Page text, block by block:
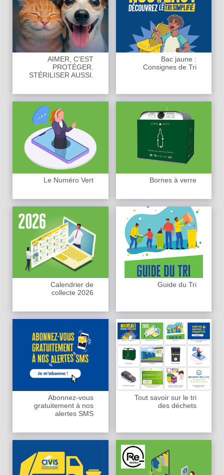
AIMER, C'EST
PROTÉGER.
STÉRILISER AUSSI.
Bac jaune :
Consignes de Tri
Le Numéro Vert Bornes à verre
Calendrier de
collecte 2026
Guide du Tri
Abonnez-vous
gratuitement à nos
alertes SMS
Tout savoir sur le tri
des déchets